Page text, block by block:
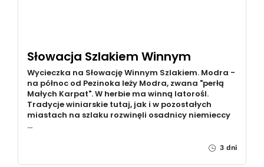
Słowacja Szlakiem Winnym
Wycieczka na Słowację Winnym Szlakiem. Modra -
na północ od Pezinoka leży Modra, zwana "perłą
Małych Karpat". W herbie ma winną latorośl.
Tradycje winiarskie tutaj, jak i w pozostałych
miastach na szlaku rozwinęli osadnicy niemieccy
…
3 dni